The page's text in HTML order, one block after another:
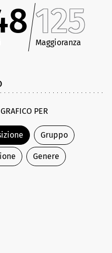
125
Maggioranza
PER
Gruppo
Genere